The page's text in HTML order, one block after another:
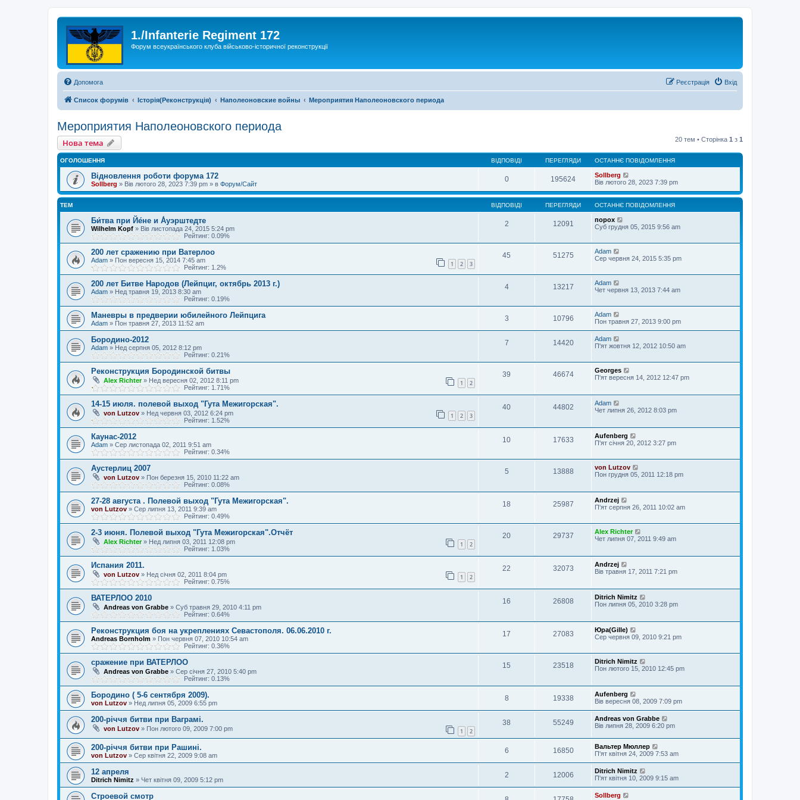
1./Infanterie Regiment 172
Форум всеукраїнського клуба військово-історичної реконструкції
Допомога Вхід
Реєстрація
Список форумів Історiя(Реконструкція) Наполеоновские войны Мероприятия Наполеоновского периода
Мероприятия Наполеоновского периода
Нова тема 20 тем • Сторінка 1 з 1
ОГОЛОШЕННЯ ВІДПОВІДІ ПЕРЕГЛЯДИ ОСТАННЄ ПОВІДОМЛЕННЯ
Відновлення роботи форума 172
Sollberg » Вів лютого 28, 2023 7:39 pm » в Форум/Сайт
0 195624
Sollberg
Вів лютого 28, 2023 7:39 pm
ТЕМ ВІДПОВІДІ ПЕРЕГЛЯДИ ОСТАННЄ ПОВІДОМЛЕННЯ
Би́тва при Йе́не и А́уэрштедте
Wilhelm Kopf » Вів листопада 24, 2015 5:24 pm
Рейтинг: 0.09%
2 12091
порох
Суб грудня 05, 2015 9:56 am
200 лет сражению при Ватерлоо
Adam » Пон вересня 15, 2014 7:45 am 1 2 3
Рейтинг: 1.2%
45 51275
Adam
Сер червня 24, 2015 5:35 pm
200 лет Битве Народов (Лейпциг, октябрь 2013 г.)
Adam » Нед травня 19, 2013 8:30 am
Рейтинг: 0.19%
4 13217
Adam
Чет червня 13, 2013 7:44 am
Маневры в предверии юбилейного Лейпцига
Adam » Пон травня 27, 2013 11:52 am
3 10796
Adam
Пон травня 27, 2013 9:00 pm
Бородино-2012
Adam » Нед серпня 05, 2012 8:12 pm
Рейтинг: 0.21%
7 14420
Adam
П'ят жовтня 12, 2012 10:50 am
Реконструкция Бородинской битвы
Alex Richter» Нед вересня 02, 2012 8:11 pm 1 2
Рейтинг: 1.71%
39 46674
Georges
П'ят вересня 14, 2012 12:47 pm
14-15 июля. полевой выход "Гута Межигорская".
von Lutzov » Нед червня 03, 2012 6:24 pm 1 2 3
Рейтинг: 1.52%
40 44802
Adam
Чет липня 26, 2012 8:03 pm
Каунас-2012
Adam » Сер листопада 02, 2011 9:51 am
Рейтинг: 0.34%
10 17633
Aufenberg
П'ят січня 20, 2012 3:27 pm
Аустерлиц 2007
von Lutzov » Пон березня 15, 2010 11:22 am
Рейтинг: 0.08%
5 13888
von Lutzov
Пон грудня 05, 2011 12:18 pm
27-28 августа . Полевой выход "Гута Межигорская".
von Lutzov » Сер липня 13, 2011 9:39 am
Рейтинг: 0.49%
18 25987
Andrzej
П'ят серпня 26, 2011 10:02 am
2-3 июня. Полевой выход "Гута Межигорская".Отчёт
Alex Richter» Нед липня 03, 2011 12:08 pm 1 2
Рейтинг: 1.03%
20 29737
Alex Richter
Чет липня 07, 2011 9:49 am
Испания 2011.
von Lutzov » Нед січня 02, 2011 8:04 pm 1 2
Рейтинг: 0.75%
22 32073
Andrzej
Вів травня 17, 2011 7:21 pm
ВАТЕРЛОО 2010
Andreas von Grabbe » Суб травня 29, 2010 4:11 pm
Рейтинг: 0.64%
16 26808
Ditrich Nimitz
Пон липня 05, 2010 3:28 pm
Реконструкция боя на укреплениях Севастополя. 06.06.2010 г.
Andreas Bornholm » Пон червня 07, 2010 10:54 am
Рейтинг: 0.36%
17 27083
Юра(Gille)
Сер червня 09, 2010 9:21 pm
сражение при ВАТЕРЛОО
Andreas von Grabbe » Сер січня 27, 2010 5:40 pm
Рейтинг: 0.13%
15 23518
Ditrich Nimitz
Пон лютого 15, 2010 12:45 pm
Бородино ( 5-6 сентября 2009).
von Lutzov » Нед липня 05, 2009 6:55 pm
8 19338
Aufenberg
Вів вересня 08, 2009 7:09 pm
200-річчя битви при Ваграмі.
von Lutzov » Пон лютого 09, 2009 7:00 pm 1 2
38 55249
Andreas von Grabbe
Вів липня 28, 2009 6:20 pm
200-річчя битви при Рашині.
von Lutzov » Сер квітня 22, 2009 9:08 am
6 16850
Вальтер Мюллер
П'ят квітня 24, 2009 7:53 am
12 апреля
Ditrich Nimitz » Чет квітня 09, 2009 5:12 pm
2 12006
Ditrich Nimitz
П'ят квітня 10, 2009 9:15 am
Строевой смотр
Sollberg